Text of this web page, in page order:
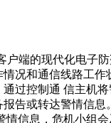
端的现代化电
况和通信线路工
过控制通 信主机
告或转达警情信
信息，危机小组